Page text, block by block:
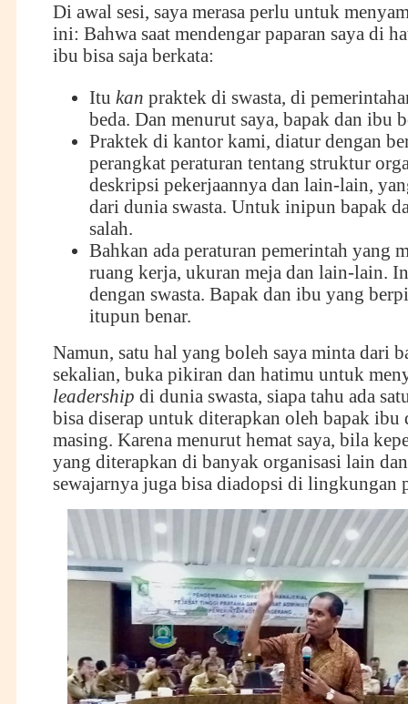
Di awal sesi, saya merasa perlu untuk
ini: Bahwa saat mendengar paparan saya di
ibu bisa saja berkata:
Itu kan praktek di swasta, di
beda. Dan menurut saya, bapak dan ibu
Praktek di kantor kami, diatur dengan
perangkat peraturan tentang struktur
deskripsi pekerjaannya dan lain-lain,
dari dunia swasta. Untuk inipun bapak
salah.
Bahkan ada peraturan pemerintah yang
ruang kerja, ukuran meja dan lain-lain.
dengan swasta. Bapak dan ibu yang
itupun benar.
Namun, satu hal yang boleh saya minta dari
sekalian, buka pikiran dan hatimu untuk
leadership di dunia swasta, siapa tahu ada
bisa diserap untuk diterapkan oleh bapak
masing. Karena menurut hemat saya, bila
yang diterapkan di banyak organisasi lain
sewajarnya juga bisa diadopsi di lingkungan